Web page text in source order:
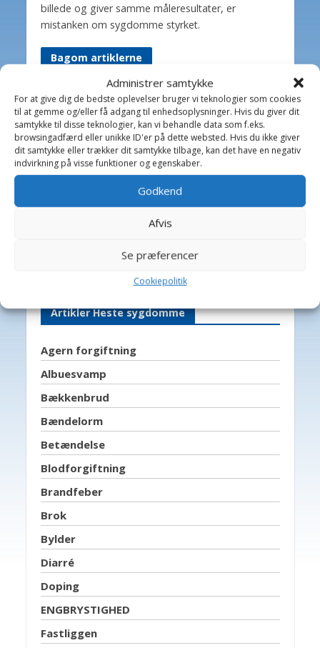
Administrer samtykke
For at give dig de bedste oplevelser bruger vi teknologier som cookies
til at gemme og/eller få adgang til enhedsoplysninger. Hvis du giver dit
samtykke til disse teknologier, kan vi behandle data som f.eks.
browsingadfærd eller unikke ID'er på dette websted. Hvis du ikke giver
dit samtykke eller trækker dit samtykke tilbage, kan det have en negativ
indvirkning på visse funktioner og egenskaber.
Godkend
Afvis
Se præferencer
Cookiepolitik
billede og giver samme måleresultater, er
mistanken om sygdomme styrket.
Bagom artiklerne
Birthe Valling & Jens
Bakkegaard
Dyrlæge Birthe Valling: Til dagligt
arbejder Birthe sammen med dygtige
kolleger på Helsinge Dyreklinik.
Jens Bakkegaard: Dyrlæge og leder af
Hillerød Dyrehospital og Helsinge
Hestehospital. En travl hverdag med
giver stof til artikler på Dyrlægevagten
Artikler Heste sygdomme
Agern forgiftning
Albuesvamp
Bækkenbrud
Bændelorm
Betændelse
Blodforgiftning
Brandfeber
Brok
Bylder
Diarré
Doping
ENGBRYSTIGHED
Fastliggen